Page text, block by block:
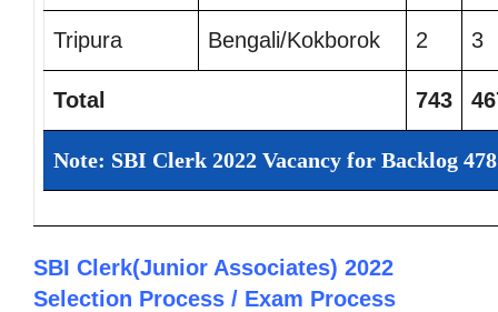
Tripura Bengali/Kokborok 2 3
Total 743
Note: SBI Clerk 2022 Vacancy for Backlog
SBI Clerk(Junior Associates) 2022
Selection Process / Exam Process